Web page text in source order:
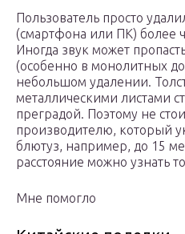
Пользователь просто
(смартфона или ПК) более
Иногда звук может
(особенно в монолитных
небольшом удалении.
металлическими листами
преградой. Поэтому не
производителю, который
блютуз, например, до 15
расстояние можно узнать
Мне помогло